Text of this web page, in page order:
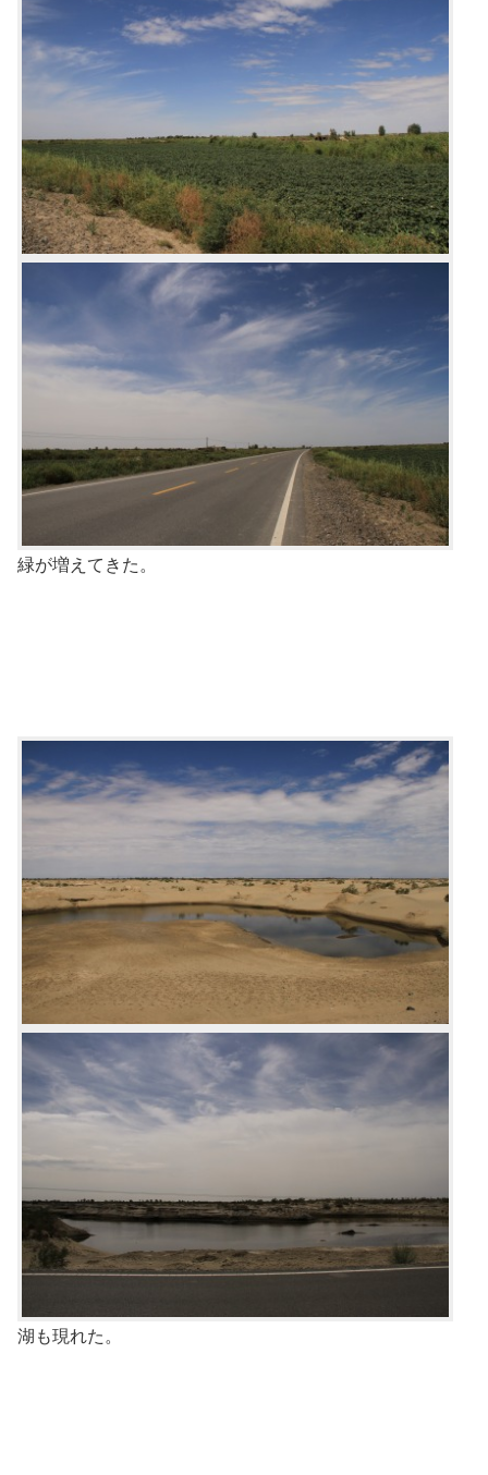
緑が増えてきた。
湖も現れた。